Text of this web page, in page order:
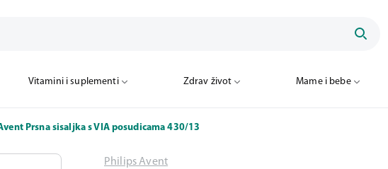
Vitamini i suplementi Zdrav život Mame i bebe
Prsna sisaljka s VIA posudicama 430/13
Philips Avent